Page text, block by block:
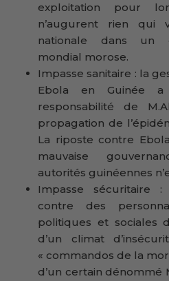
exploitation pour
n’augurent rien qui
nationale dans un
mondial morose.
Impasse sanitaire : la
Ebola en Guinée
responsabilité de
propagation de
La riposte contre
mauvaise
autorités guinéennes
Impasse sécuritaire :
contre des
politiques et sociales
d’un climat
« commandos de la
d’un certain dénommé